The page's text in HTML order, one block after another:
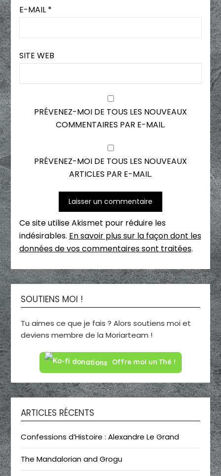
E-MAIL *
SITE WEB
PRÉVENEZ-MOI DE TOUS LES NOUVEAUX
COMMENTAIRES PAR E-MAIL.
PRÉVENEZ-MOI DE TOUS LES NOUVEAUX
ARTICLES PAR E-MAIL.
Ce site utilise Akismet pour réduire les
indésirables. En savoir plus sur la façon dont les
données de vos commentaires sont traitées.
SOUTIENS MOI !
Tu aimes ce que je fais ? Alors soutiens moi et
deviens membre de la Moriarteam !
Offre moi un Thé !
ARTICLES RÉCENTS
Confessions d’Histoire : Alexandre Le Grand
The Mandalorian and Grogu